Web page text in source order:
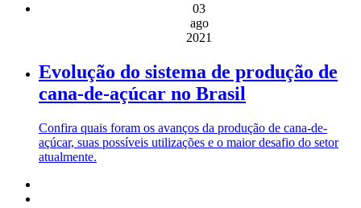
03
ago
2021
Evolução do sistema de produção de
cana-de-açúcar no Brasil
Confira quais foram os avanços da produção de cana-de-
açúcar, suas possíveis utilizações e o maior desafio do setor
atualmente.